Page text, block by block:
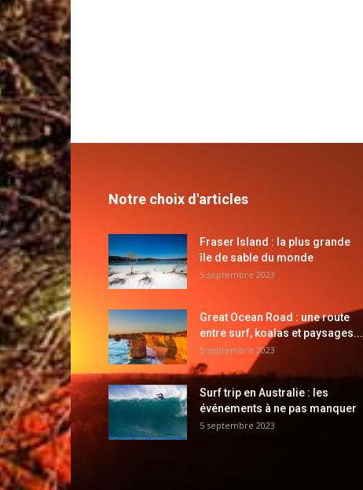
Notre choix d'articles
Fraser Island : la plus grande
île de sable du monde
5 septembre 2023
Great Ocean Road : une route
entre surf, koalas et paysages...
5 septembre 2023
Surf trip en Australie : les
événements à ne pas manquer
5 septembre 2023